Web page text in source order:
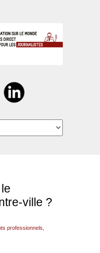
ville ?
professionnels